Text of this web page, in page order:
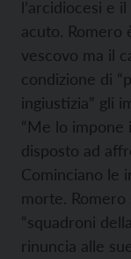
l’arcidiocesi e
acuto. Romero
vescovo ma il
condizione di
ingiustizia” gli
“Me lo impone
disposto ad
Cominciano le
morte.
“squadroni
rinuncia alle